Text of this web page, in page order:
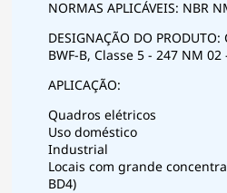
NORMAS APLICÁVEIS: NBR
DESIGNAÇÃO DO
BWF-B, Classe 5 - 247 NM 02
APLICAÇÃO:
Quadros elétricos
Uso doméstico
Industrial
Locais com grande
BD4)